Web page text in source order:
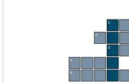
О
О
1
2
3
4
5